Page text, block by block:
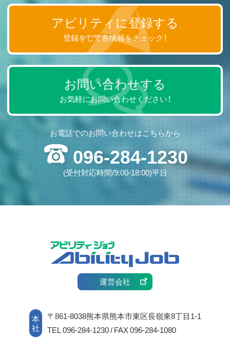
アビリティに登録する
登録をして各情報をチェック！
お問い合わせする
お気軽にお問い合わせください！
お電話でのお問い合わせはこちらから
096-284-1230
(受付対応時間/9:00-18:00)平日
運営会社
本
社
〒861-8038熊本県熊本市東区長嶺東8丁目1-1
TEL 096-284-1230 / FAX 096-284-1080